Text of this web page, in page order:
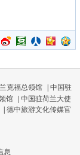
克福总领馆
中国驻
馆
中国驻荷兰大使
德中旅游文化传媒官
息